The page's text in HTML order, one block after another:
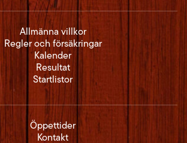
Allmänna villkor
Regler och försäkringar
Kalender
Resultat
Startlistor
Öppettider
Kontakt